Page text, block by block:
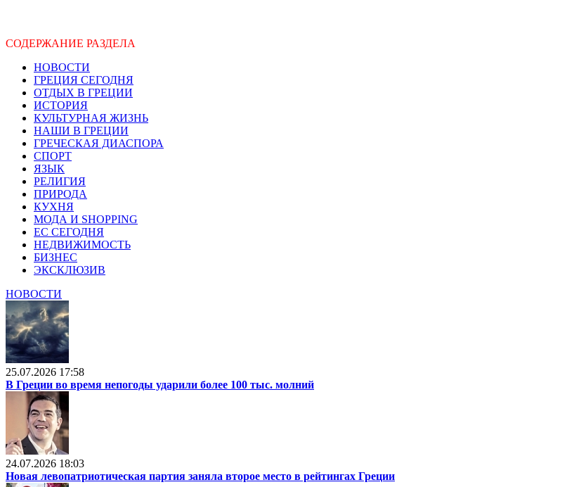
СОДЕРЖАНИЕ РАЗДЕЛА
НОВОСТИ
ГРЕЦИЯ СЕГОДНЯ
ОТДЫХ В ГРЕЦИИ
ИСТОРИЯ
КУЛЬТУРНАЯ ЖИЗНЬ
НАШИ В ГРЕЦИИ
ГРЕЧЕСКАЯ ДИАСПОРА
СПОРТ
ЯЗЫК
РЕЛИГИЯ
ПРИРОДА
КУХНЯ
МОДА И SHOPPING
ЕС СЕГОДНЯ
НЕДВИЖИМОСТЬ
БИЗНЕС
ЭКСКЛЮЗИВ
НОВОСТИ
25.07.2026 17:58
В Греции во время непогоды ударили более 100 тыс. молний
24.07.2026 18:03
Новая левопатриотическая партия заняла второе место в рейтингах Греции